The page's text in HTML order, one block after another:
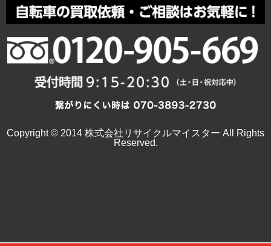
Copyright © 2014 株式会社リサイクルマイスター All Rights
Reserved.